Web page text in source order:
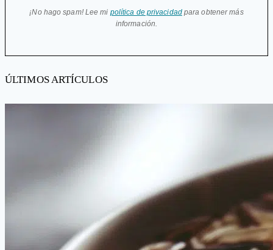
¡No hago spam! Lee mi política de privacidadpara obtener más
información.
ÚLTIMOS ARTÍCULOS